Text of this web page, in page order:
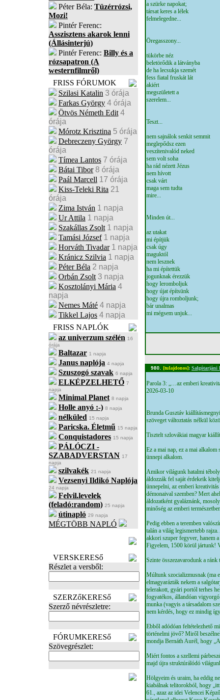
Péter Béla: Tüzérrózsi,
Mozi!
Pintér Ferenc:
Asszisztens akarok lenni
(Állásinterjú)
Pintér Ferenc: Billy és a
rózsapatron (A
westernfilmről)
FRISS FÓRUMOK
Szilasi Katalin 3 órája
Farkas György 4 órája
Ötvös Németh Edit 4
órája
Mórotz Krisztina 5 órája
Debreczeny György 7
órája
Tímea Lantos 7 órája
Bátai Tibor 8 órája
Paál Marcell 17 órája
Kiss-Teleki Rita 21
órája
Zima István 1 napja
Ur Attila 1 napja
Szakállas Zsolt 1 napja
Tamási József 1 napja
Horváth Tivadar 1 napja
Kránicz Szilvia 1 napja
Péter Béla 2 napja
Orbán Zsolt 3 napja
Kosztolányi Mária 4
napja
Nemes Máté 4 napja
Tikkel Lajos 4 napja
FRISS NAPLÓK
az univerzum szélén 16
órája
Baltazar 1 napja
Janus naplója 4 napja
Szuszogó szavak 6 napja
ELKÉPZELHETŐ 7
napja
Minimal Planet 8 napja
Holle anyó :-) 8 napja
nélküled 15 napja
Paricska. Életmű 15 napja
Conquistadores 15 napja
PÁLÓCZI -
SZABADVERSTAN 17
napja
szilvakék 21 napja
Vezsenyi Ildikó Naplója
24 napja
Felvil.levelek
(feladó:random) 25 napja
útinapló 29 napja
MÉGTÖBB NAPLÓ
VERSKERESő
Részlet a versből:
SZERZőKERESő
Szerző névrészletre:
FÓRUMKERESő
Szövegrészlet:
a szürke napokat;
társat keres a lélek
felmelegedne...
Öregasszony...
tükörbe néz
beletörődik a látványba
de ha lecsukja szemét
fess fiatal fruskát lát
akiért
megszületett a
szerelem...
Teszt...
nem sajnálok senkit semmit
meglepődsz ezen
veszítenivalód neked
sem volt soha
ha rád nézett Jézus
nem hívott
csak várt
maga sem tudta
mire...
Minden út...
az utakat
mi építjük
csak úgy
maguktól
nem lesznek
ha mi építettük
jogunknak érezzük
hogy leromboljuk
hogy újat építsünk
hogy újra romboljunk;
bár unalmas
mi mégsem unjuk...
980. [tulajdonos]: Salgótarjáni
Parola 3: „…az emberi
2026-03-10
Brunda Gusztáv
szöveget változtatás nélkül
Tisztelt szlovákiai magyar
Ez a mai nap, ez a mai
ünnepi alkalom.
Amikor világunk hatalmi
áldozzák fel saját érdekeik
ünnepelni, az emberi
démonaival szemben? Mert
áldozatként gyaláznánk,
minőség az emberi
Pedig ebben a teremben
talán a világ legismertebb
akkori szuper fegyver, hanem
Figyelem, 1500 körül jártunk!
Szinte összezavarodunk a
Múltunk szocializmusnak (ma
elmagyarázták nekem a
telerakott, gyári portól terhes
fogyatékos, állandóan
munka (vagyis a társadalom
nem kérdés, hogy ez mindig
Ebből adódóan feltételezhető
történelmi jövő? Miről
mondja Bernáth Aurél, hogy
Miért fontos a szellemi
majd újra struktúrálódó
Hölgyeim és uraim, ha eddig
kiabálnak telitorokból, hogy
61., azaz az idei Velencei